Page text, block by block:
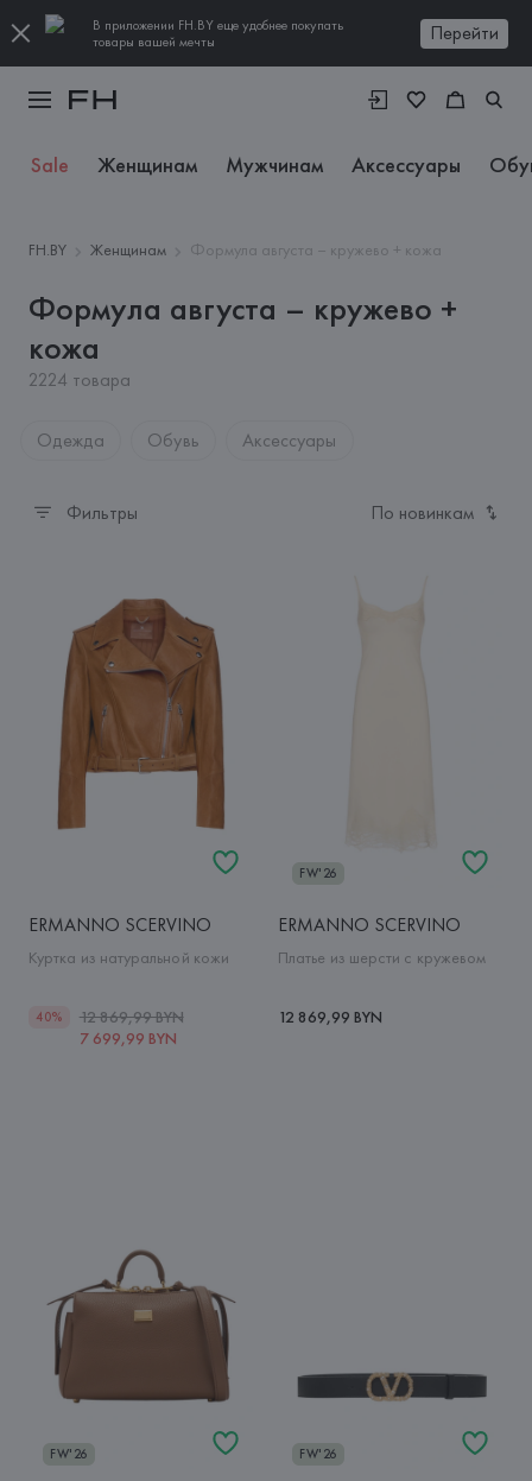
В приложении FH.BY еще удобнее покупать
товары вашей мечты
Перейти
Sale Женщинам Мужчинам Аксессуары
FH.BY Женщинам Формула августа – кружево + кожа
Формула августа – кружево +
кожа
2224 товара
Одежда Обувь Аксессуары
Фильтры По новинкам
ERMANNO SCERVINO
Куртка из натуральной кожи
40%
12 869,99 BYN
7 699,99 BYN
FW'26
ERMANNO SCERVINO
Платье из шерсти с кружевом
12 869,99 BYN
FW'26 FW'26